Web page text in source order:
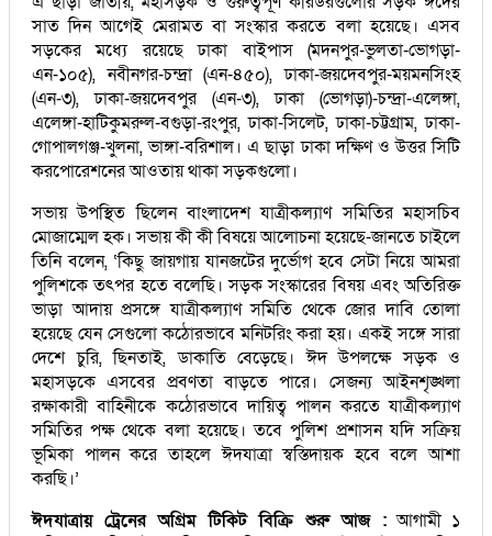
সাত দিন আগেই মেরামত বা সংস্কার করতে বলা হয়েছে। এসব
সড়কের মধ্যে রয়েছে ঢাকা বাইপাস (মদনপুর-ভুলতা-ভোগড়া-
এন-১০৫), নবীনগর-চন্দ্রা (এন-৪৫০), ঢাকা-জয়দেবপুর-ময়মনসিংহ
(এন-৩), ঢাকা-জয়দেবপুর (এন-৩), ঢাকা (ভোগড়া)-চন্দ্রা-এলেঙ্গা,
এলেঙ্গা-হাটিকুমরুল-বগুড়া-রংপুর, ঢাকা-সিলেট, ঢাকা-চট্টগ্রাম, ঢাকা-
গোপালগঞ্জ-খুলনা, ভাঙ্গা-বরিশাল। এ ছাড়া ঢাকা দক্ষিণ ও উত্তর সিটি
করপোরেশনের আওতায় থাকা সড়কগুলো।
সভায় উপস্থিত ছিলেন বাংলাদেশ যাত্রীকল্যাণ সমিতির মহাসচিব
মোজাম্মেল হক। সভায় কী কী বিষয়ে আলোচনা হয়েছে-জানতে চাইলে
তিনি বলেন, ‘কিছু জায়গায় যানজটের দুর্ভোগ হবে সেটা নিয়ে আমরা
পুলিশকে তৎপর হতে বলেছি। সড়ক সংস্কারের বিষয় এবং অতিরিক্ত
ভাড়া আদায় প্রসঙ্গে যাত্রীকল্যাণ সমিতি থেকে জোর দাবি তোলা
হয়েছে যেন সেগুলো কঠোরভাবে মনিটরিং করা হয়। একই সঙ্গে সারা
দেশে চুরি, ছিনতাই, ডাকাতি বেড়েছে। ঈদ উপলক্ষে সড়ক ও
মহাসড়কে এসবের প্রবণতা বাড়তে পারে। সেজন্য আইনশৃঙ্খলা
রক্ষাকারী বাহিনীকে কঠোরভাবে দায়িত্ব পালন করতে যাত্রীকল্যাণ
সমিতির পক্ষ থেকে বলা হয়েছে। তবে পুলিশ প্রশাসন যদি সক্রিয়
ভূমিকা পালন করে তাহলে ঈদযাত্রা স্বস্তিদায়ক হবে বলে আশা
করছি।’
ঈদযাত্রায় ট্রেনের অগ্রিম টিকিট বিক্রি শুরু আজ : আগামী ১